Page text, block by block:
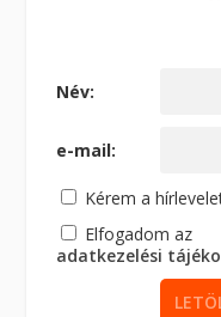
Név:
e-mail:
Kérem a
Elfogadom az
adatkezelési